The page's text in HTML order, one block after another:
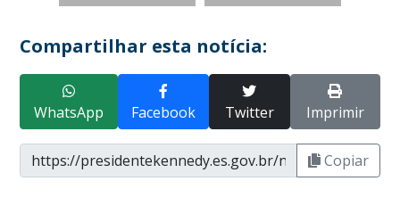
Compartilhar esta notícia:
WhatsApp Facebook Twitter Imprimir
Copiar